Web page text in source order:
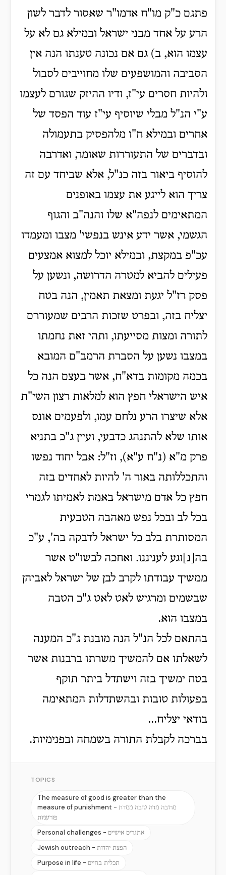
פתגם כ"ק מו"ח אדמו"ר שאסור לדבר לשון
הרע על אחד מבני ישראל ובמילא גם לא על
עצמו הוא, ב) גם אם נכונה טענתו הנה אין
הסביבה והמושפעים שלו מחוייבים לסבול
ולהיות חסרים עי"ז, ודיו ההיזק שגורם לעצמו
ע"י הנ"ל מבלי שיוסיף עי"ז עוד הפסד של
אחרים ובמילא ח"ו מלהפסיק בתעמולה
ובדברים של התעוררות שאומר, ואדרבה
להוסיף ביאור בזה כנ"ל, אלא שביחד עם זה
צריך הוא לייגע את עצמו באופנים
המתאימים לנפה"א שלו והנה"ב והגוף
הגשמי, אשר ידע אינש בנפשי' מצבו ומעמדו
עכ"פ במקצת, ובמילא יוכל למצוא אמצעים
פעילים להביא למטרה הדרושה, ונשען על
פסק רז"ל יגעת ומצאת תאמין, הנה בטח
יצליח בזה, ובפרט שזכות הרבים שמעוררם
לתורה ומצות מסייעתו, ותהי זאת נחמתו
במצבו נשען על הסברת הרמב"ם המובא
בכמה מקומות בדא"ח, אשר בעצם הנה כל
איש הישראלי חפץ הוא למלאות רצון השי"ת
אלא שיצרו הרע נלחם עמו, ולפעמים אונס
אותו שלא להתנהג כדבעי, ועיין ג"כ בתניא
פרק מ"א (נ"ח ע"א), וז"ל: אבל יחוד נפשו
והתכללותה באור ה' להיות לאחדים בזה
חפץ כל אדם מישראל באמת לאמיתו לגמרי
בכל לב ובכל נפש מאהבה הטבעית
המסותרת בלב כל ישראל לדבקה בה', ע"כ
בה[נ]וגע לעניננו. ואחכה לבשו"ט אשר
ממשיך עבודתו לקרב לבן של ישראל לאביהן
שבשמים ומרגיש לאט לאט ג"כ הטבה
במצבו הוא.
בהתאם לכל הנ"ל הנה מובנת ג"כ המענה
לשאלתו אם להמשיך משרתו ברבנות אשר
בטח ימשיך בזה וישתדל ביתר תוקף
בפעולות טובות ובהשתדלות המתאימה
בודאי יצליח...
בברכה לקבלת התורה בשמחה ובפנימיות.
TOPICS
The measure of good is greater than the
measure of punishment - מרובה מדה טובה ממדת
פורעניות
Personal challenges - אתגרים אישיים
Jewish outreach - הפצת יהדות
Purpose in life - תכלית בחיים